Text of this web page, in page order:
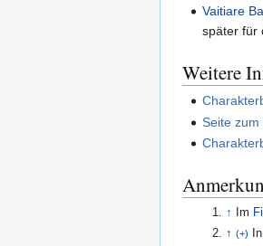
Vaitiare
später für
Weitere
Seite
↑ Im
↑ (+)